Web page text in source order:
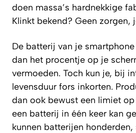
doen massa’s hardnekkige
Klinkt bekend? Geen zorgen,
De batterij van je
dan het procentje op je
vermoeden. Toch kun je, bij
levensduur fors inkorten.
dan ook bewust een limiet
een batterij in één keer kan
kunnen batterijen